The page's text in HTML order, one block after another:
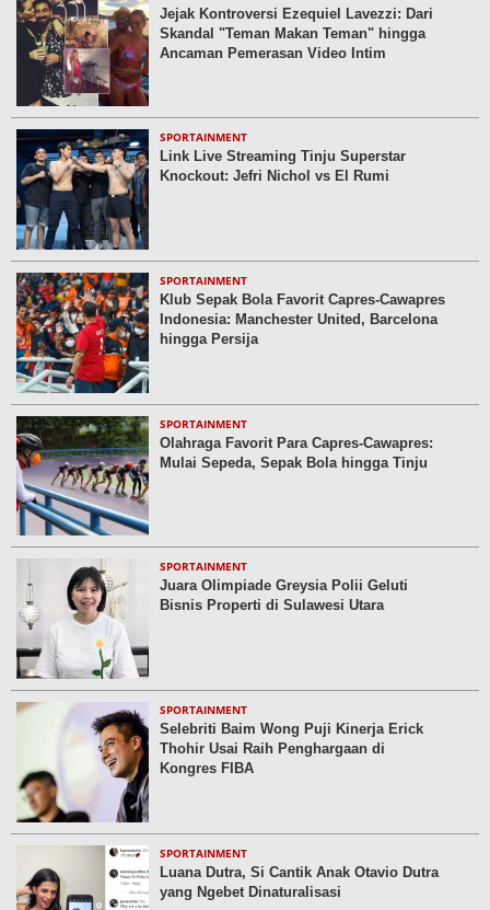
Jejak Kontroversi Ezequiel Lavezzi: Dari
Skandal "Teman Makan Teman" hingga
Ancaman Pemerasan Video Intim
SPORTAINMENT
Link Live Streaming Tinju Superstar
Knockout: Jefri Nichol vs El Rumi
SPORTAINMENT
Klub Sepak Bola Favorit Capres-Cawapres
Indonesia: Manchester United, Barcelona
hingga Persija
SPORTAINMENT
Olahraga Favorit Para Capres-Cawapres:
Mulai Sepeda, Sepak Bola hingga Tinju
SPORTAINMENT
Juara Olimpiade Greysia Polii Geluti
Bisnis Properti di Sulawesi Utara
SPORTAINMENT
Selebriti Baim Wong Puji Kinerja Erick
Thohir Usai Raih Penghargaan di
Kongres FIBA
SPORTAINMENT
Luana Dutra, Si Cantik Anak Otavio Dutra
yang Ngebet Dinaturalisasi